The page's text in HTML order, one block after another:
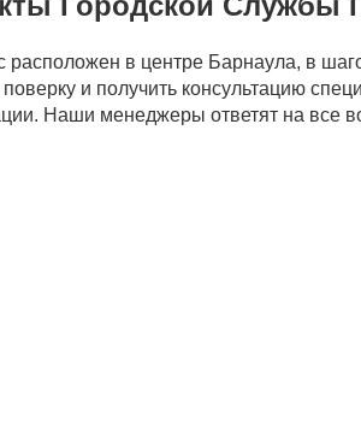
в центре Барнаула, в
поверку и получить консультацию
Наши менеджеры ответят на все